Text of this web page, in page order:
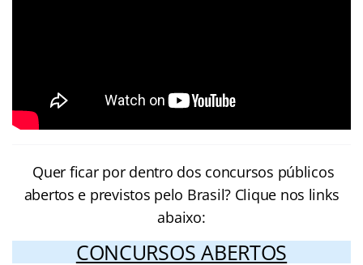
Quer ficar por dentro dos concursos públicos
abertos e previstos pelo Brasil? Clique nos links
abaixo:
CONCURSOS ABERTOS